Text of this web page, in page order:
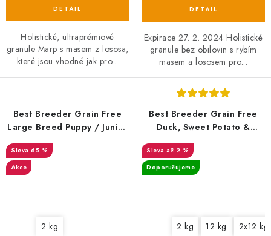
Holistické, ultraprémiové
granule Marp s masem z lososa,
které jsou vhodné jak pro...
Expirace 27. 2. 2024 Holistické
granule bez obilovin s rybím
masem a lososem pro...
Best Breeder Grain Free
Large Breed Puppy / Junior
Vegetables 2 kg EXP
65 %
Akce
2 kg
Best Breeder Grain Free
Duck, Sweet Potato &
až 2 %
Doporučujeme
2 kg 12 kg 2x12 kg